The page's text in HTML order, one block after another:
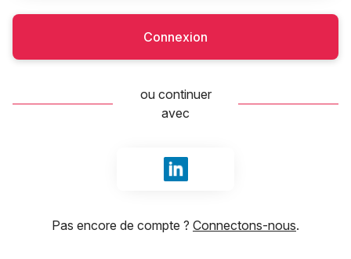
Connexion
ou continuer
avec
Se connecter avec LinkedIn
Pas encore de compte ? Connectons-nous.